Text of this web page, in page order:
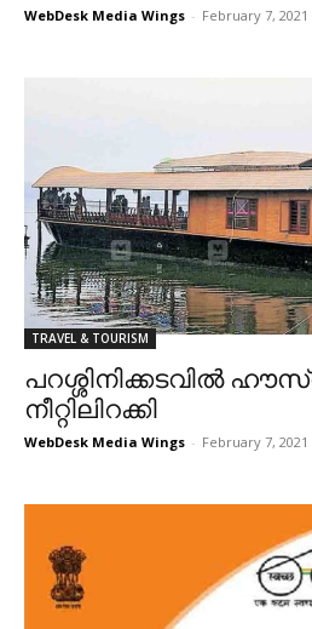
WebDesk Media Wings - February 7, 2021
TRAVEL & TOURISM
പറശ്ശിനിക്കടവിൽ
നീറ്റിലിറക്കി
WebDesk Media Wings - February 7, 2021